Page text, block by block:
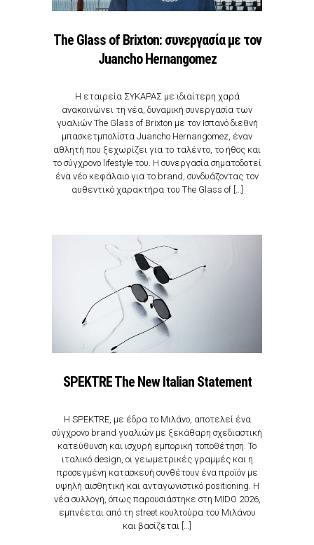
The Glass of Brixton: συνεργασία με τον
Juancho Hernangοmez
Η εταιρεία ΣΥΚΑΡΑΣ με ιδιαίτερη χαρά
ανακοινώνει τη νέα, δυναμική συνεργασία των
γυαλιών The Glass of Brixton με τον Ισπανό διεθνή
μπασκετμπολίστα Juancho Hernangomez, έναν
αθλητή που ξεχωρίζει για το ταλέντο, το ήθος και
το σύγχρονο lifestyle του. Η συνεργασία σηματοδοτεί
ένα νέο κεφάλαιο για το brand, συνδυάζοντας τον
αυθεντικό χαρακτήρα του The Glass of […]
SPEKTRE The New Italian Statement
Η SPEKTRE, με έδρα το Μιλάνο, αποτελεί ένα
σύγχρονο brand γυαλιών με ξεκάθαρη σχεδιαστική
κατεύθυνση και ισχυρή εμπορική τοποθέτηση. Το
ιταλικό design, οι γεωμετρικές γραμμές και η
προσεγμένη κατασκευή συνθέτουν ένα προϊόν με
υψηλή αισθητική και ανταγωνιστικό positioning. Η
νέα συλλογή, όπως παρουσιάστηκε στη MIDO 2026,
εμπνέεται από τη street κουλτούρα του Μιλάνου
και βασίζεται […]